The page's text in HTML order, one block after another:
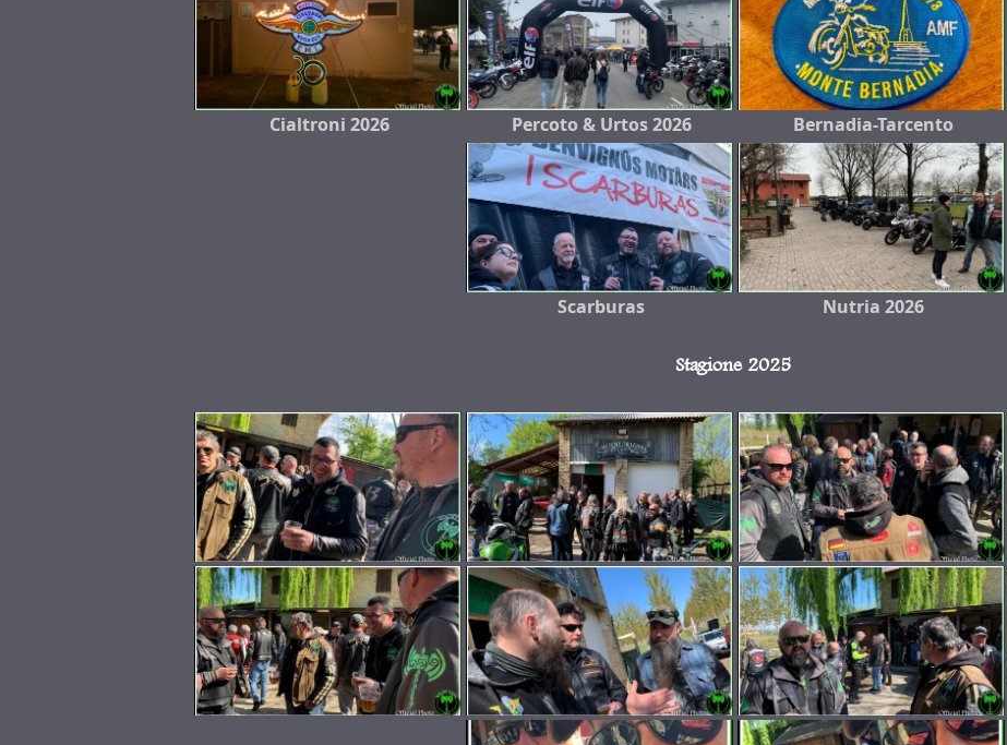
Cialtroni 2026 Percoto & Urtos 2026 Bernadia-Tarcento
Scarburas Nutria 2026
Stagione 2025